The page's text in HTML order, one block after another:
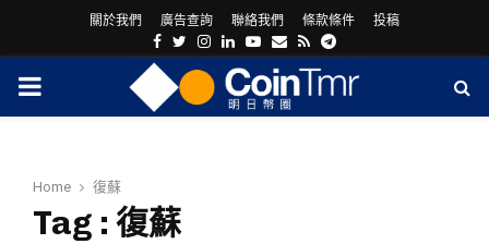
關於我們 廣告查詢 聯絡我們 條款條件 投稿
Facebook
Twitter
Instagram
LinkedinYoutube
Email
RssTelegram
PRIMARY
Home 復蘇
Tag : 復蘇